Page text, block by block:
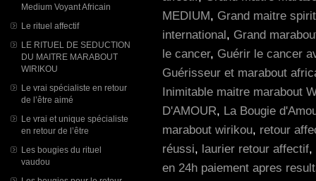
Medium Voyant Africain
Le rituel affectif
LE RITUEL DE SEDUCTION
DU MAITRE MARABOUT
WIRIKOU
Le vrai spécialiste en retour
de l’être aimé
Le vrai et unique spécialiste
en retour de l’être
Les bougies du rituel
vaudou
MEDIUM, Grand maitre
international, Grand
le cancer, Guérir le cancer
Guérisseur et marabout
Inimitable maitre marabout
D'AMOUR, La Bougie
marabout wirikou, retour
réussi, laurier retour affectif,
en 24h paiement apres